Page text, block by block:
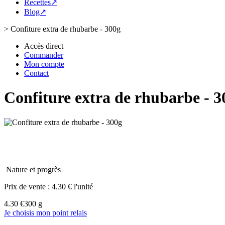
Recettes↗
Blog↗
> Confiture extra de rhubarbe - 300g
Accès direct
Commander
Mon compte
Contact
Confiture extra de rhubarbe -
Nature et progrès
Prix de vente : 4.30 € l'unité
4.30 €300 g
Je choisis mon point relais